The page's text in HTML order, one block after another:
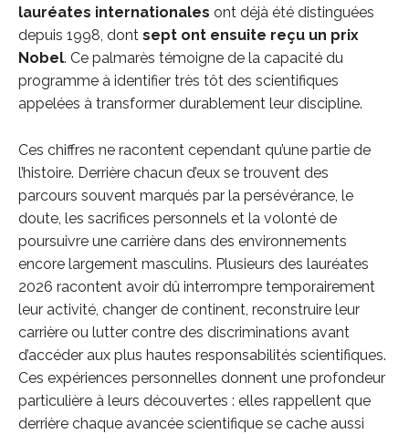
lauréates internationales ont déjà été distinguées
depuis 1998, dont sept ont ensuite reçu un prix
Nobel. Ce palmarès témoigne de la capacité du
programme à identifier très tôt des scientifiques
appelées à transformer durablement leur discipline.
Ces chiffres ne racontent cependant qu’une partie de
l’histoire. Derrière chacun d’eux se trouvent des
parcours souvent marqués par la persévérance, le
doute, les sacrifices personnels et la volonté de
poursuivre une carrière dans des environnements
encore largement masculins. Plusieurs des lauréates
2026 racontent avoir dû interrompre temporairement
leur activité, changer de continent, reconstruire leur
carrière ou lutter contre des discriminations avant
d’accéder aux plus hautes responsabilités scientifiques.
Ces expériences personnelles donnent une profondeur
particulière à leurs découvertes : elles rappellent que
derrière chaque avancée scientifique se cache aussi